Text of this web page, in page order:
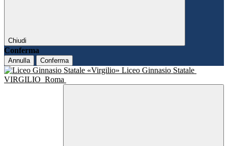
Chiudi
Conferma
Annulla Conferma
Liceo Ginnasio Statale
VIRGILIO Roma